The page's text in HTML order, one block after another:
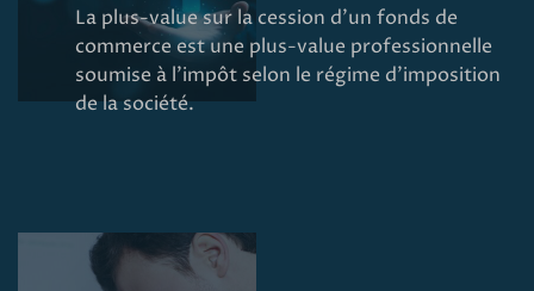
La plus-value sur la cession d’un fonds de
commerce est une plus-value professionnelle
soumise à l’impôt selon le régime d’imposition
de la société.